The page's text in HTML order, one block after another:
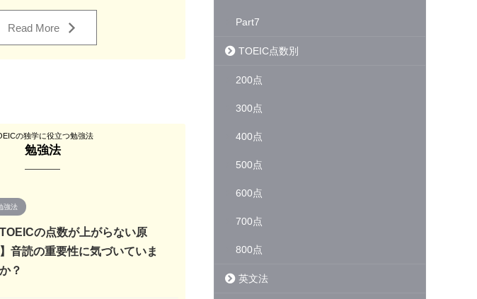
Read More
の独学に役立つ勉強法
勉強法
強法
TOEICの点数が上がらない原
音読の重要性に気づいていま
？
Part7
TOEIC点数別
200点
300点
400点
500点
600点
700点
800点
英文法